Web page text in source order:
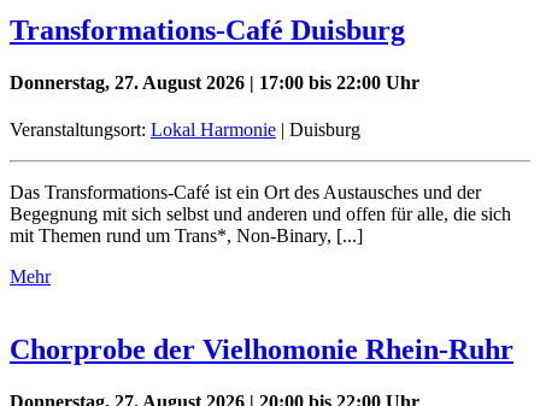
Transformations-Café Duisburg
Donnerstag, 27. August 2026 | 17:00 bis 22:00 Uhr
Veranstaltungsort: Lokal Harmonie | Duisburg
Das Transformations-Café ist ein Ort des Austausches und der
Begegnung mit sich selbst und anderen und offen für alle, die sich
mit Themen rund um Trans*, Non-Binary, [...]
Mehr
Chorprobe der Vielhomonie Rhein-Ruhr